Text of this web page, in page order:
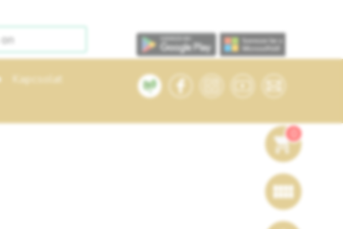
Kapcsolat